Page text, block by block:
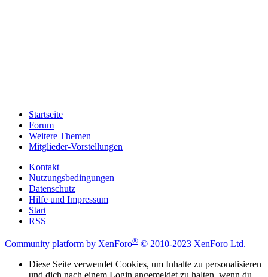
Startseite
Forum
Weitere Themen
Mitglieder-Vorstellungen
Kontakt
Nutzungsbedingungen
Datenschutz
Hilfe und Impressum
Start
RSS
Community platform by XenForo® © 2010-2023 XenForo Ltd.
Diese Seite verwendet Cookies, um Inhalte zu personalisieren